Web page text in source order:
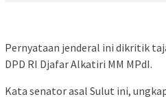
Pernyataan jenderal ini dikritik
DPD RI Djafar Alkatiri MM MPdI.
Kata senator asal Sulut ini,